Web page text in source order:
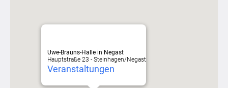
Uwe-Brauns-Halle in Negast
Hauptstraße 23 - Steinhagen/Negast
Veranstaltungen